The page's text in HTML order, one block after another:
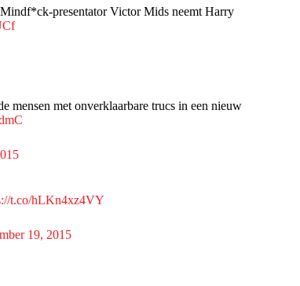
presentator Victor Mids neemt Harry
mensen met onverklaarbare trucs in een nieuw
t.co/hLKn4xz4VY
19, 2015